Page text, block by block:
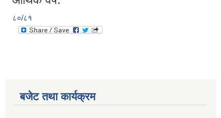
८०/८१
बजेट तथा कार्यक्रम